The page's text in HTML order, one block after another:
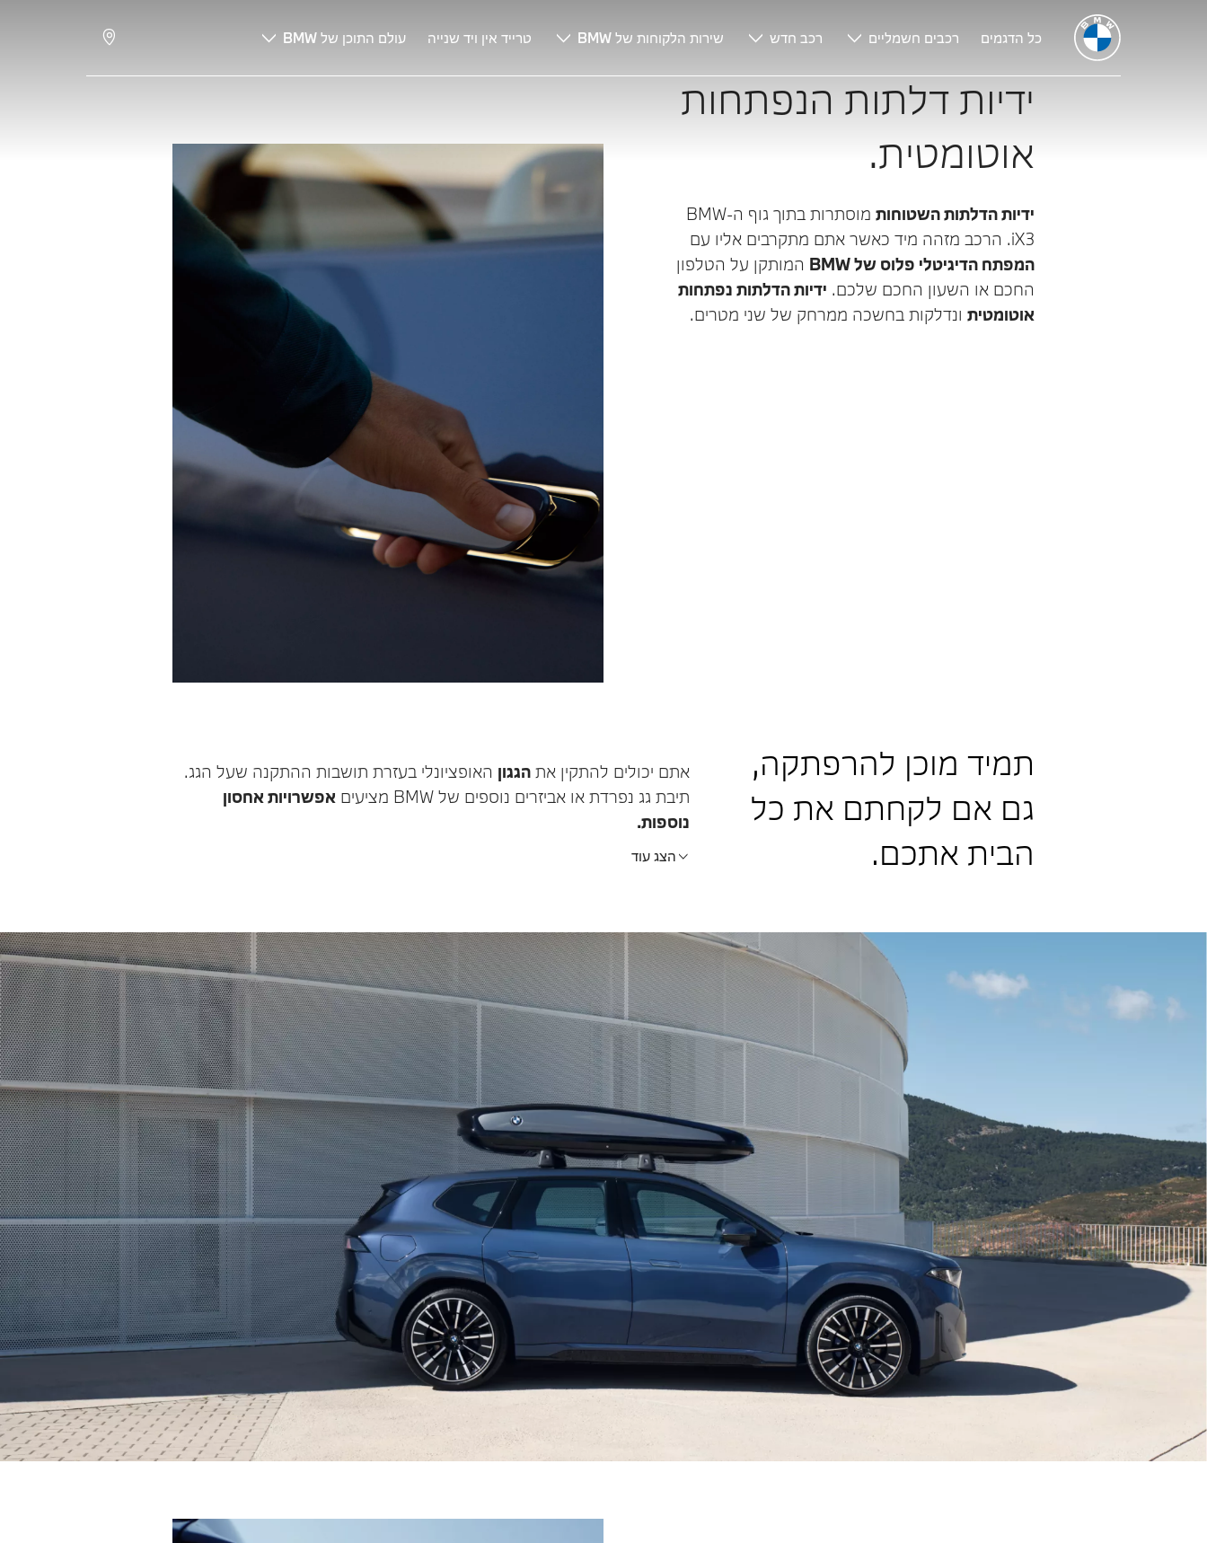
כל הדגמים רכבים חשמליים רכב חדש שירות הלקוחות של BMW טרייד אין ויד שנייה עולם התוכן של BMW
ידיות דלתות הנפתחות
אוטומטית.
ידיות הדלתות השטוחות
מוסתרות בתוך גוף ה-BMW
iX3. הרכב מזהה מיד כאשר אתם מתקרבים אליו עם
המפתח הדיגיטלי פלוס של BMW‏
המותקן על הטלפון
החכם או השעון החכם שלכם. ידיות הדלתות נפתחות
אוטומטית ונדלקות בחשכה ממרחק של שני מטרים.
תמיד מוכן להרפתקה,
גם אם לקחתם את כל
הבית אתכם.
אתם יכולים להתקין את הגגון האופציונלי בעזרת תושבות ההתקנה שעל הגג.
תיבת גג נפרדת או אביזרים נוספים של BMW מציעים
אפשרויות אחסון
נוספות.
הצג עוד